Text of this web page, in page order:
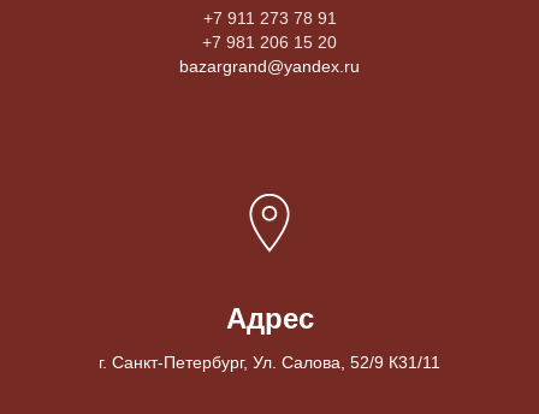
+7 911 273 78 91
+7 981 206 15 20
bazargrand@yandex.ru
Адрес
г. Санкт-Петербург, Ул. Салова, 52/9 К31/11